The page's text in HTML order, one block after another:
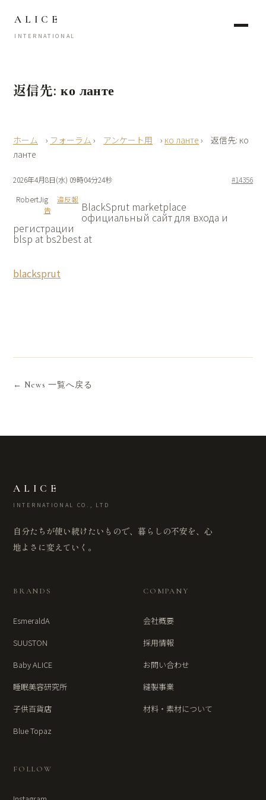
ALICE
INTERNATIONAL
返信先: ко ланте
› フォーラム › アンケート用 › ко ланте ›
返信先: ко
ланте
2026年4月8日(水) 09時04分24秒
#14356
RobertJig
違反報
告
BlackSprut marketplace
официальный сайт для входа и
регистрации
blsp at bs2best at
blacksprut
← News 一覧へ戻る
ALICE
INTERNATIONAL CO., LTD
自分たちが使い続けたいもので、暮らしの不安を、心
地よさに変えていく。
BRANDS
EsmeraldA
SUUSTON
Baby ALICE
睡眠美容研究所
子供百貨店
Blue Topaz
COMPANY
会社概要
採用情報
お問い合わせ
縫製事業
材料・素材について
FOLLOW